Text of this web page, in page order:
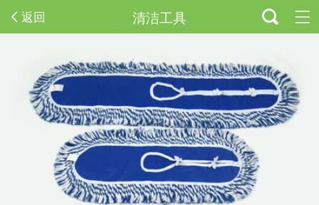
返回 清洁工具